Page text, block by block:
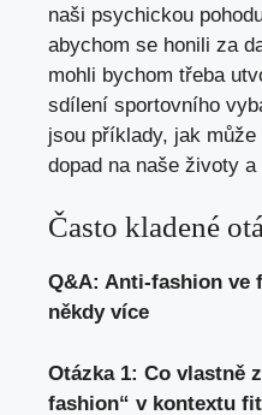
naši psychickou
abychom se honili za
mohli bychom třeba
sdílení sportovního
jsou příklady, jak
dopad na naše životy
Často kladené
Q&A: Anti-fashion ve
někdy více
Otázka 1: Co vlastně
fashion“ v kontextu